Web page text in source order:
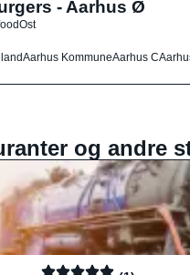
- Aarhus Ø
Ost
Aarhus KommuneAarhus C
og andre